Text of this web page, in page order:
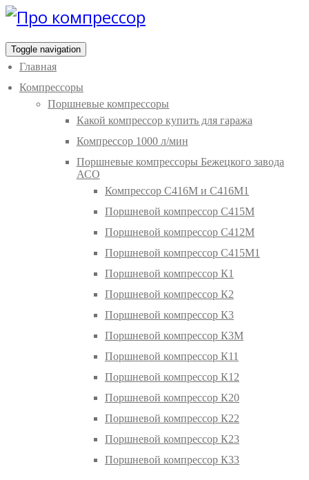
Toggle navigation
Главная
Компрессоры
Поршневые компрессоры
Какой компрессор купить для гаража
Компрессор 1000 л/мин
Поршневые компрессоры Бежецкого завода
АСО
Компрессор С416М и С416М1
Поршневой компрессор С415М
Поршневой компрессор С412М
Поршневой компрессор С415М1
Поршневой компрессор К1
Поршневой компрессор К2
Поршневой компрессор К3
Поршневой компрессор К3М
Поршневой компрессор К11
Поршневой компрессор К12
Поршневой компрессор К20
Поршневой компрессор К22
Поршневой компрессор К23
Поршневой компрессор К33